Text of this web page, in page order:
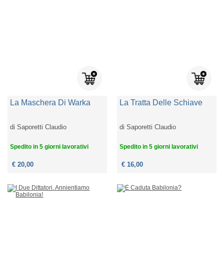
La Maschera Di Warka
diSaporetti Claudio
Spedito in 5 giorni lavorativi
€ 20,00
La Tratta Delle Schiave
diSaporetti Claudio
Spedito in 5 giorni lavorativi
€ 16,00